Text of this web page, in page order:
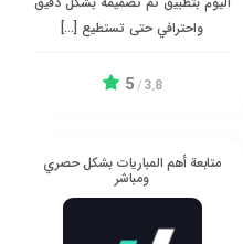
واحترافي حتى تستطيع […]
3.8
/
5
متابعة أهم المباريات بشكل حصري
ومباشر